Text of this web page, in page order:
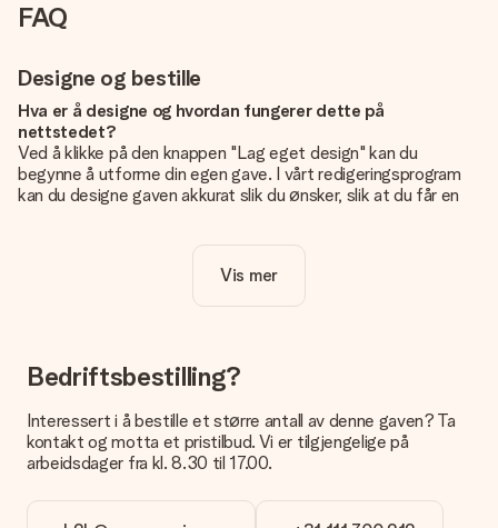
FAQ
Designe og bestille
Hva er å designe og hvordan fungerer dette på
nettstedet?
Ved å klikke på den knappen "Lag eget design" kan du
begynne å utforme din egen gave. I vårt redigeringsprogram
kan du designe gaven akkurat slik du ønsker, slik at du får en
å gjøre gaven din helt unik.
Er eget design inkludert i prisen?
Hvordan vet jeg om bildt mitt er av riktig kvalitet?
Derfor er det viktig å bruke bilder av høy kvalitet. Hvis du er
usikker på kvaliteten på bildet ditt, kan du kontakte vår
kundeservice og legge ved bildet ditt sammen med gaven du
Vis mer
Bedriftsbestilling?
Interessert i å bestille et større antall av denne gaven? Ta
kontakt og motta et pristilbud. Vi er tilgjengelige på
arbeidsdager fra kl. 8.30 til 17.00.